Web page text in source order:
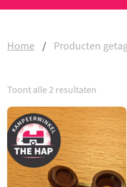
Home / Producten
Toont alle 2 resultaten